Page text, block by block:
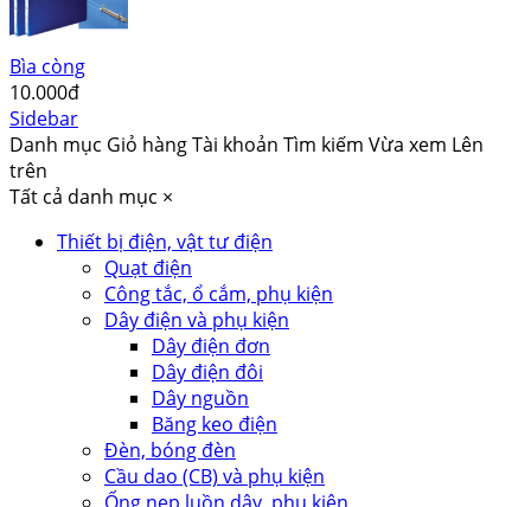
Bìa còng
10.000đ
Sidebar
Danh mục Giỏ hàngTài khoản Tìm kiếm Vừa xem Lên
trên
Tất cả danh mục ×
Thiết bị điện, vật tư điện
Quạt điện
Công tắc, ổ cắm, phụ kiện
Dây điện và phụ kiện
Dây điện đơn
Dây điện đôi
Dây nguồn
Băng keo điện
Đèn, bóng đèn
Cầu dao (CB) và phụ kiện